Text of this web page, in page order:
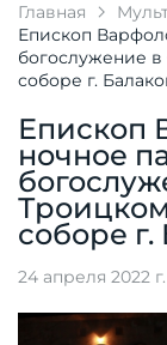
Главная
Епископ
богослужение
соборе г.
Епископ
ночное
соборе г.
24 апреля 2022 г.